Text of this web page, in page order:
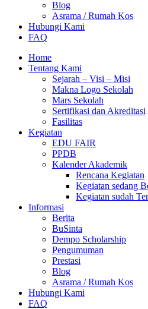
Blog
Asrama / Rumah Kos
Hubungi Kami
FAQ
Home
Tentang Kami
Sejarah – Visi – Misi
Makna Logo Sekolah
Mars Sekolah
Sertifikasi dan Akreditasi
Fasilitas
Kegiatan
EDU FAIR
PPDB
Kalender Akademik
Rencana Kegiatan
Kegiatan sedang
Kegiatan sudah
Informasi
Berita
BuSinta
Dempo Scholarship
Pengumuman
Prestasi
Blog
Asrama / Rumah Kos
Hubungi Kami
FAQ